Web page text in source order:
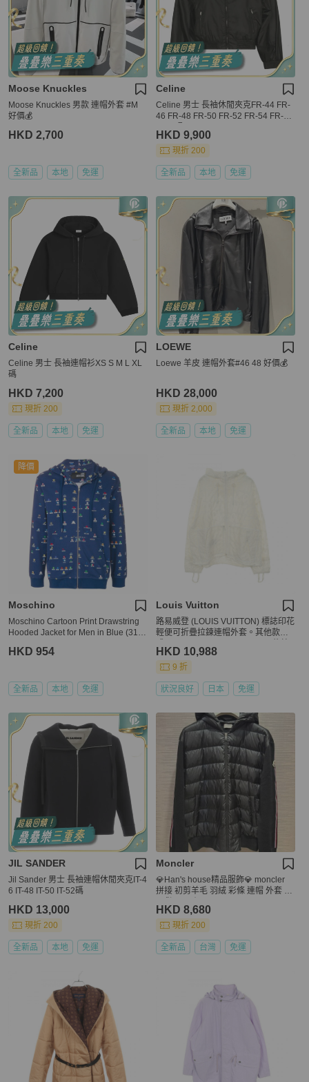
Moose Knuckles
Moose Knuckles 男款 連帽外套 #M
好價💰
HKD 2,700
全新品 本地 免運
Celine
Celine 男士 長袖休閒夾克FR-44 FR-
46 FR-48 FR-50 FR-52 FR-54 FR-56
HKD 9,900
現折 200
全新品 本地 免運
Celine
Celine 男士 長袖連帽衫XS S M L XL
碼
HKD 7,200
現折 200
全新品 本地 免運
LOEWE
Loewe 羊皮 連帽外套#46 48 好價💰
HKD 28,000
現折 2,000
全新品 本地 免運
降價
Moschino
Moschino Cartoon Print Drawstring
Hooded Jacket for Men in Blue (312
HKD 954
全新品 本地 免運
Louis Vuitton
路易威登 (LOUIS VUITTON) 標誌印花
輕便可折疊拉鍊連帽外套。其他款
混紡
HKD 10,988
9 折
狀況良好 日本 免運
JIL SANDER
Jil Sander 男士 長袖連帽休閒夾克IT-4
6 IT-48 IT-50 IT-52碼
HKD 13,000
現折 200
全新品 本地 免運
Moncler
💎Han's house精品服飾💎 moncler
拼接 初剪羊毛 羽絨 彩條 連帽 外套 黑
HKD 8,680
現折 200
全新品 台灣 免運